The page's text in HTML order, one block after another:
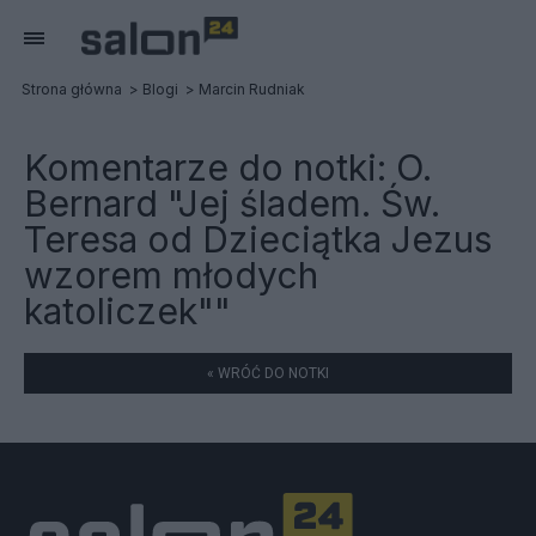
Strona główna Blogi Marcin Rudniak
Komentarze do notki: O.
Bernard "Jej śladem. Św.
Teresa od Dzieciątka Jezus
wzorem młodych
katoliczek""
« WRÓĆ DO NOTKI